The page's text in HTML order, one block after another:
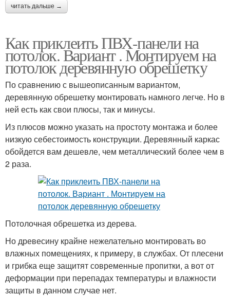
читать дальше →
Как приклеить ПВХ-панели на
потолок. Вариант . Монтируем на
потолок деревянную обрешетку
По сравнению с вышеописанным вариантом,
деревянную обрешетку монтировать намного легче. Но в
ней есть как свои плюсы, так и минусы.
Из плюсов можно указать на простоту монтажа и более
низкую себестоимость конструкции. Деревянный каркас
обойдется вам дешевле, чем металлический более чем в
2 раза.
Потолочная обрешетка из дерева.
Но древесину крайне нежелательно монтировать во
влажных помещениях, к примеру, в службах. От плесени
и грибка еще защитят современные пропитки, а вот от
деформации при перепадах температуры и влажности
защиты в данном случае нет.